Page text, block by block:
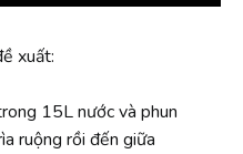
xuất:
15L nước và phun
ruộng rồi đến giữa